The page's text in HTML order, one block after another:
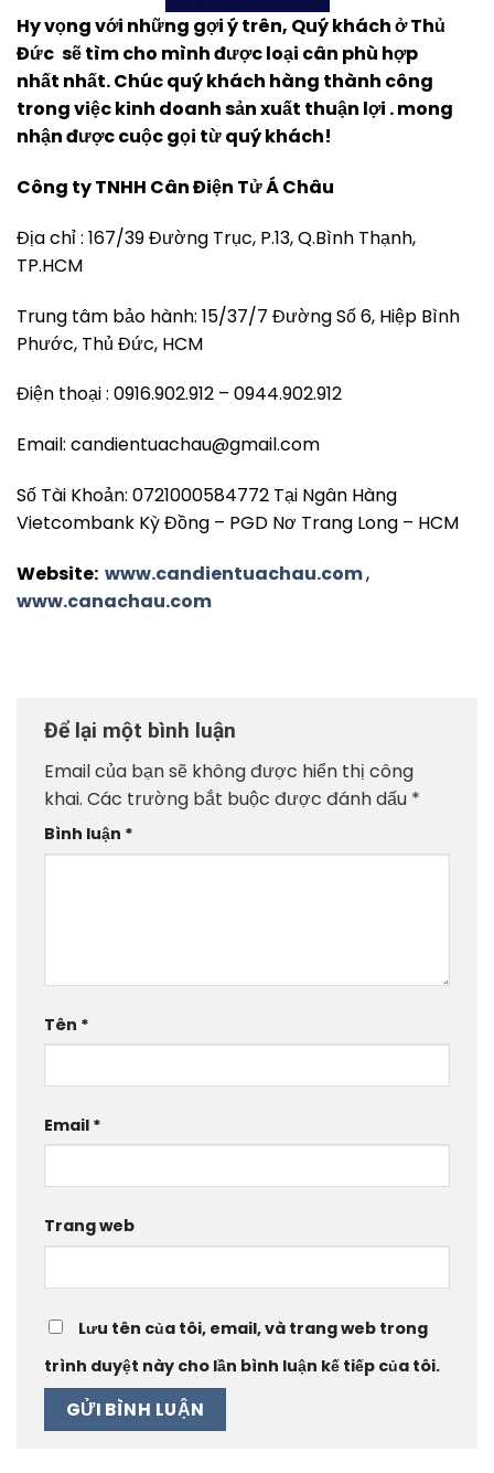
Hy vọng với những gợi ý trên, Quý khách ởThủ
Đức sẽ tìm cho mình được loại cân phù hợp
nhất nhất. Chúc quý khách hàng thành công
trong việc kinh doanh sản xuất thuận lợi . mong
nhận được cuộc gọi từ quý khách!
Công ty TNHH Cân Điện Tử Á Châu
Địa chỉ : 167/39 Đường Trục, P.13, Q.Bình Thạnh,
TP.HCM
Trung tâm bảo hành: 15/37/7 Đường Số 6, Hiệp Bình
Phước, Thủ Đức, HCM
Điện thoại : 0916.902.912 – 0944.902.912
Email: candientuachau@gmail.com
Số Tài Khoản: 0721000584772 Tại Ngân Hàng
Vietcombank Kỳ Đồng – PGD Nơ Trang Long – HCM
Website: www.candientuachau.com,
www.canachau.com
Để lại một bình luận
Email của bạn sẽ không được hiển thị công
khai. Các trường bắt buộc được đánh dấu *
Bình luận *
Tên *
Email *
Trang web
Lưu tên của tôi, email, và trang web trong
trình duyệt này cho lần bình luận kế tiếp của tôi.